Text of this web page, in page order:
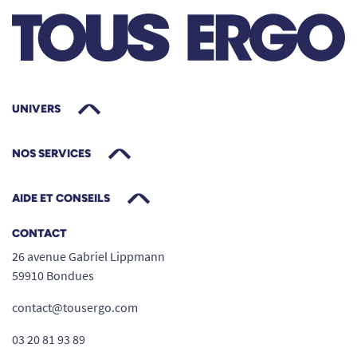
UNIVERS
NOS SERVICES
AIDE ET CONSEILS
CONTACT
26 avenue Gabriel Lippmann
59910 Bondues
contact@tousergo.com
03 20 81 93 89